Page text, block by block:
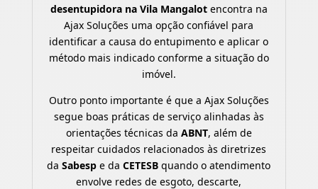
desentupidora na Vila Mangalotencontra na
Ajax Soluções uma opção confiável para
identificar a causa do entupimento e aplicar o
método mais indicado conforme a situação do
imóvel.
Outro ponto importante é que a Ajax Soluções
segue boas práticas de serviço alinhadas às
orientações técnicas da ABNT, além de
respeitar cuidados relacionados às diretrizes
daSabesp e daCETESB quando o atendimento
envolve redes de esgoto, descarte,